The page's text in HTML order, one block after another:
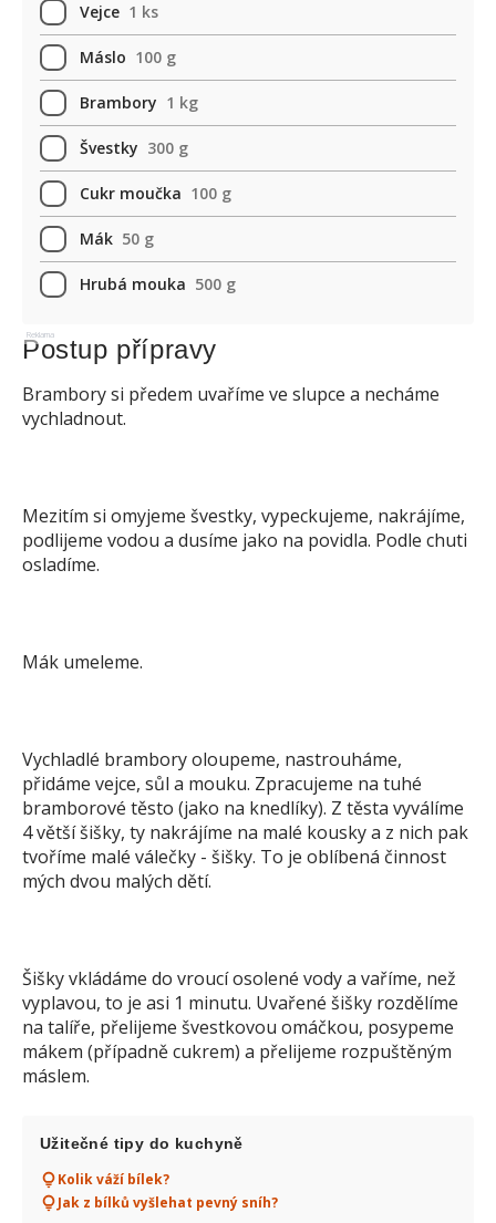
Vejce 1 ks
Máslo 100 g
Brambory 1 kg
Švestky 300 g
Cukr moučka 100 g
Mák 50 g
Hrubá mouka 500 g
Reklama
Postup přípravy
Brambory si předem uvaříme ve slupce a necháme
vychladnout.
Mezitím si omyjeme švestky, vypeckujeme, nakrájíme,
podlijeme vodou a dusíme jako na povidla. Podle chuti
osladíme.
Mák umeleme.
Vychladlé brambory oloupeme, nastrouháme,
přidáme vejce, sůl a mouku. Zpracujeme na tuhé
bramborové těsto (jako na knedlíky). Z těsta vyválíme
4 větší šišky, ty nakrájíme na malé kousky a z nich pak
tvoříme malé válečky - šišky. To je oblíbená činnost
mých dvou malých dětí.
Šišky vkládáme do vroucí osolené vody a vaříme, než
vyplavou, to je asi 1 minutu. Uvařené šišky rozdělíme
na talíře, přelijeme švestkovou omáčkou, posypeme
mákem (případně cukrem) a přelijeme rozpuštěným
máslem.
Užitečné tipy do kuchyně
Kolik váží bílek?
Jak z bílků vyšlehat pevný sníh?